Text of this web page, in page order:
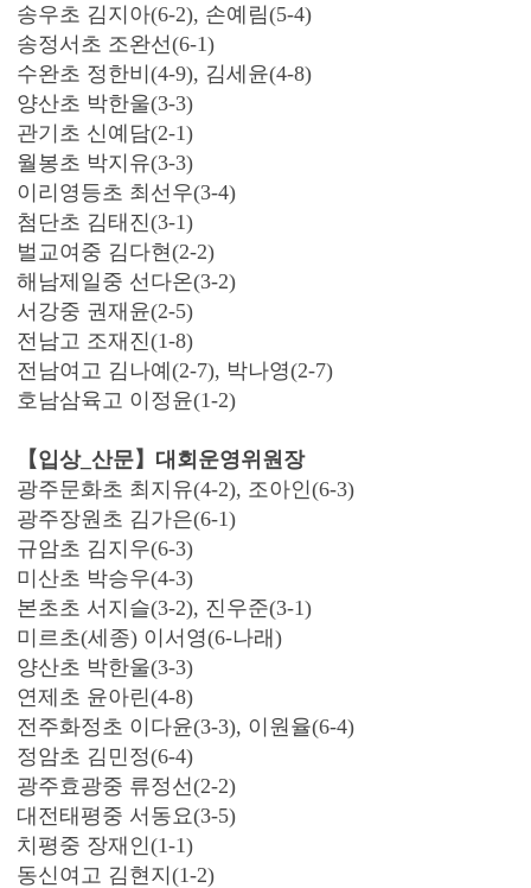
송우초 김지아(6-2), 손예림(5-4)
송정서초 조완선(6-1)
수완초 정한비(4-9), 김세윤(4-8)
양산초 박한울(3-3)
관기초 신예담(2-1)
월봉초 박지유(3-3)
이리영등초 최선우(3-4)
첨단초 김태진(3-1)
벌교여중 김다현(2-2)
해남제일중 선다온(3-2)
서강중 권재윤(2-5)
전남고 조재진(1-8)
전남여고 김나예(2-7), 박나영(2-7)
호남삼육고 이정윤(1-2)
【입상_산문】대회운영위원장
광주문화초 최지유(4-2), 조아인(6-3)
광주장원초 김가은(6-1)
규암초 김지우(6-3)
미산초 박승우(4-3)
본초초 서지슬(3-2), 진우준(3-1)
미르초(세종) 이서영(6-나래)
양산초 박한울(3-3)
연제초 윤아린(4-8)
전주화정초 이다윤(3-3), 이원율(6-4)
정암초 김민정(6-4)
광주효광중 류정선(2-2)
대전태평중 서동요(3-5)
치평중 장재인(1-1)
동신여고 김현지(1-2)